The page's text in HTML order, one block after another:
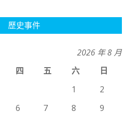
歷史事件
2026 年 8 月
四 五 六
日
1
2
6 7 8
9